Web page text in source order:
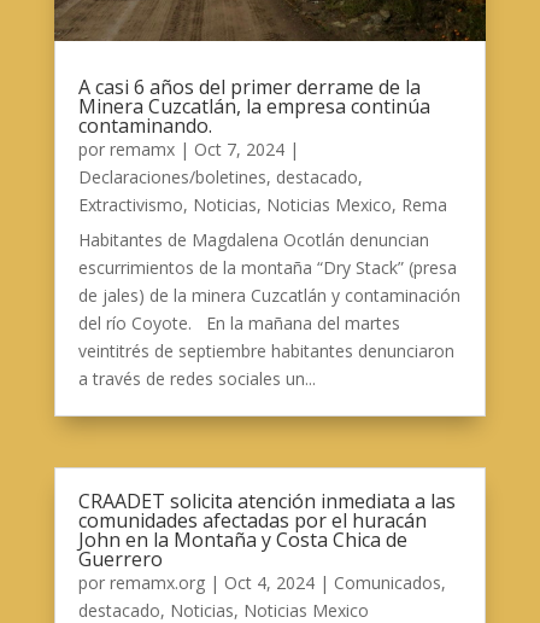
A casi 6 años del primer derrame de la
Minera Cuzcatlán, la empresa continúa
contaminando.
por remamx| Oct 7, 2024|
Declaraciones/boletines, destacado,
Extractivismo, Noticias, Noticias Mexico, Rema
Habitantes de Magdalena Ocotlán denuncian
escurrimientos de la montaña “Dry Stack” (presa
de jales) de la minera Cuzcatlán y contaminación
del río Coyote. En la mañana del martes
veintitrés de septiembre habitantes denunciaron
a través de redes sociales un...
CRAADET solicita atención inmediata a las
comunidades afectadas por el huracán
John en la Montaña y Costa Chica de
Guerrero
por remamx.org| Oct 4, 2024| Comunicados,
destacado, Noticias, Noticias Mexico